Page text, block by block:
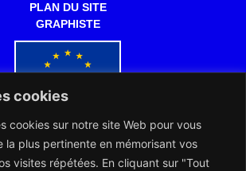
cookies
cookies sur notre site Web pour vous
la plus pertinente en mémorisant vos
visites répétées. En cliquant sur "Tout
PLAN DU SITE
GRAPHISTE
financé par l'Union européenne